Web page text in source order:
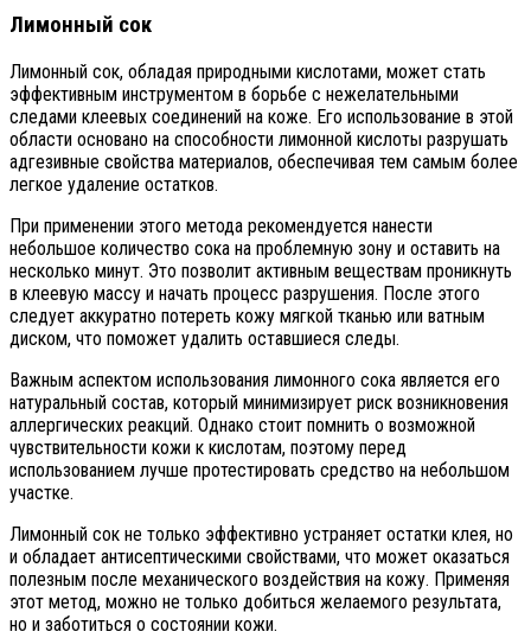
Лимонный сок
Лимонный сок, обладая природными кислотами, может стать
эффективным инструментом в борьбе с нежелательными
следами клеевых соединений на коже. Его использование в этой
области основано на способности лимонной кислоты разрушать
адгезивные свойства материалов, обеспечивая тем самым более
легкое удаление остатков.
При применении этого метода рекомендуется нанести
небольшое количество сока на проблемную зону и оставить на
несколько минут. Это позволит активным веществам проникнуть
в клеевую массу и начать процесс разрушения. После этого
следует аккуратно потереть кожу мягкой тканью или ватным
диском, что поможет удалить оставшиеся следы.
Важным аспектом использования лимонного сока является его
натуральный состав, который минимизирует риск возникновения
аллергических реакций. Однако стоит помнить о возможной
чувствительности кожи к кислотам, поэтому перед
использованием лучше протестировать средство на небольшом
участке.
Лимонный сок не только эффективно устраняет остатки клея, но
и обладает антисептическими свойствами, что может оказаться
полезным после механического воздействия на кожу. Применяя
этот метод, можно не только добиться желаемого результата,
но и заботиться о состоянии кожи.